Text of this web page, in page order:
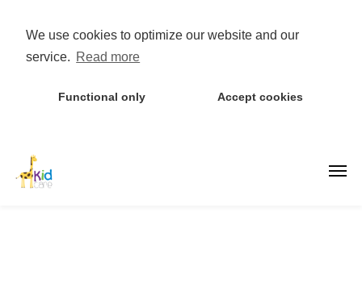
We use cookies to optimize our website and our
service. Read more
Functional only Accept cookies